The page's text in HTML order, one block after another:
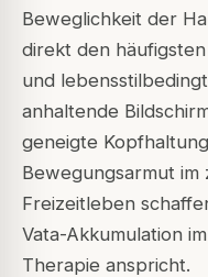
Beweglichkeit der
direkt den
und
anhaltende
geneigte
Bewegungsarmut
Freizeitleben
Vata-Akkumulation
Therapie anspricht.